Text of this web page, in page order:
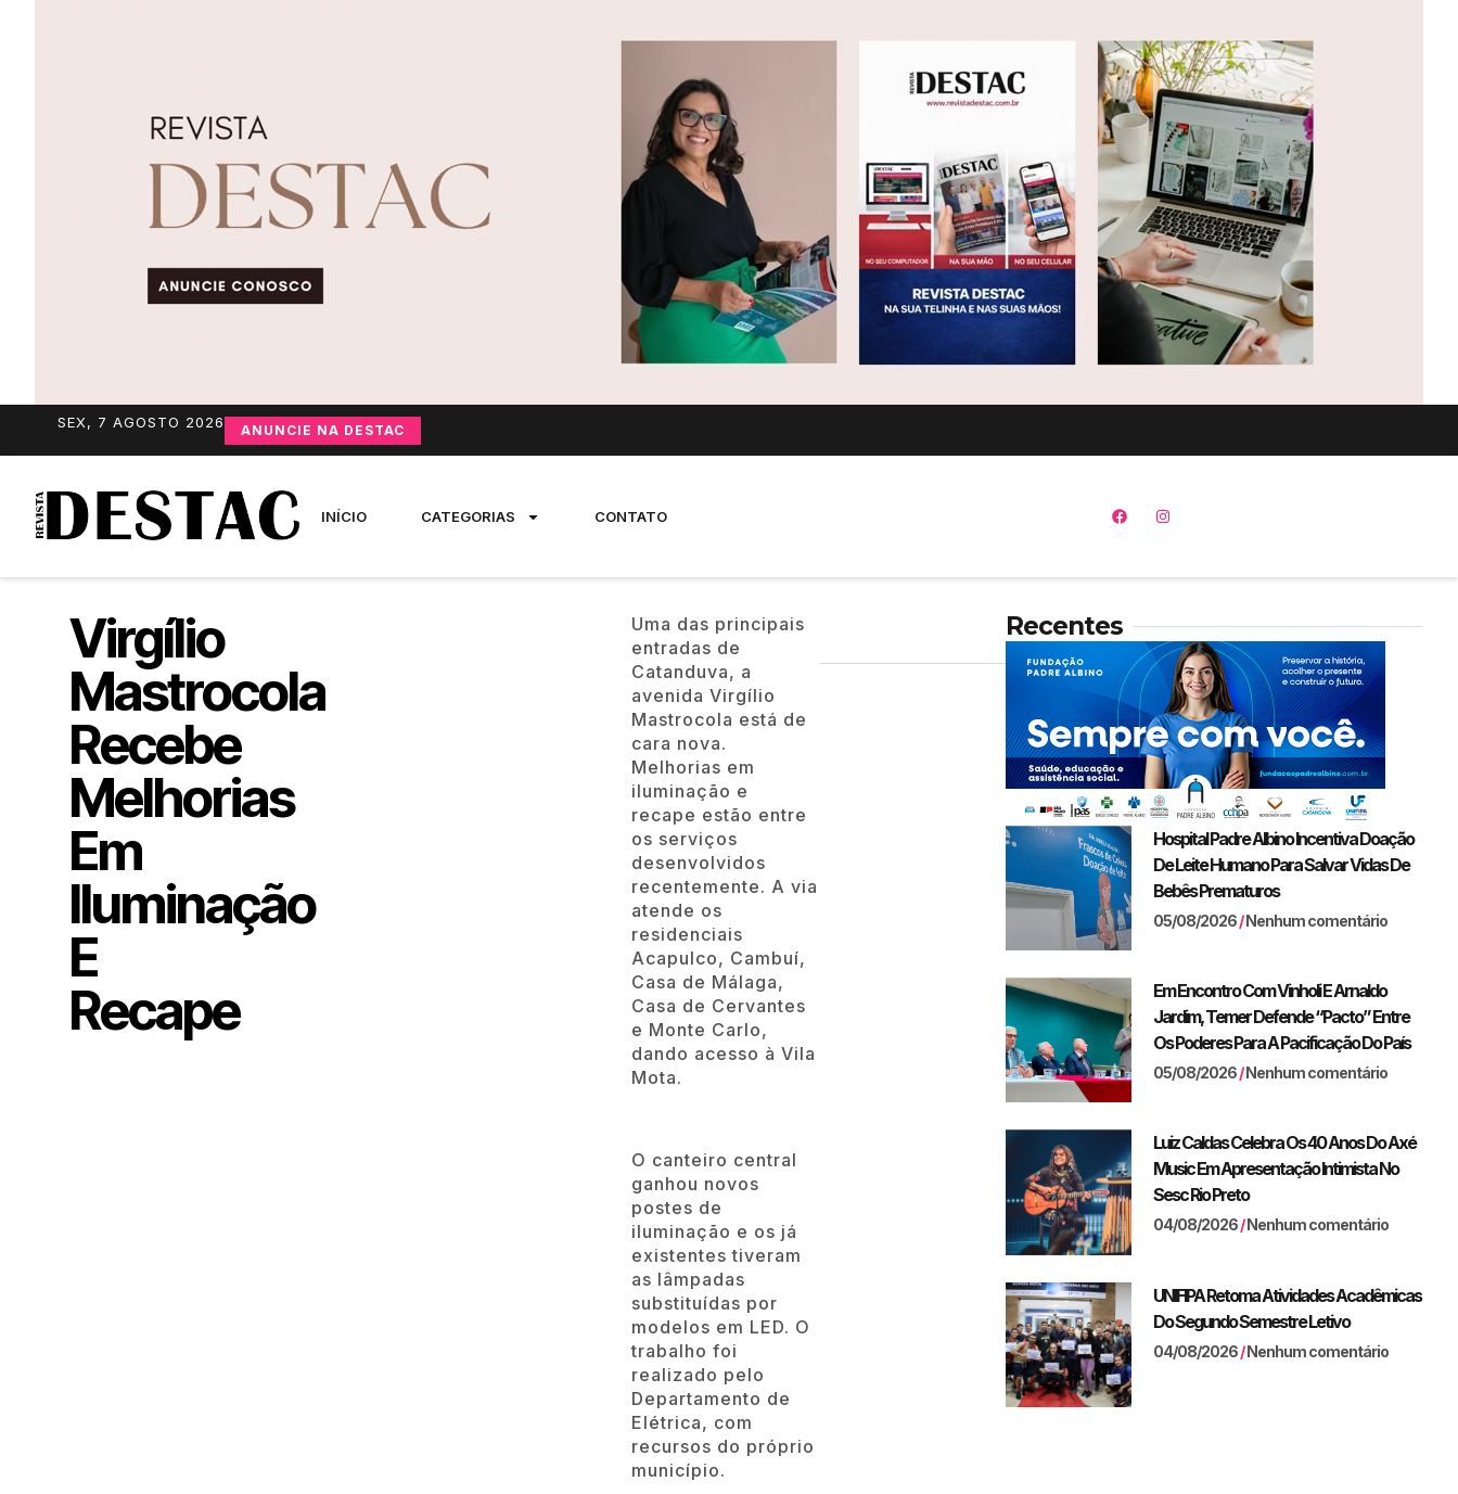
SEX, 7 AGOSTO 2026 ANUNCIE NA DESTAC
INÍCIO CATEGORIAS CONTATO
Virgílio
Mastrocola
Recebe
Melhorias
Em
Iluminação
E
Recape
Uma das principais
entradas de
Catanduva, a
avenida Virgílio
Mastrocola está de
cara nova.
Melhorias em
iluminação e
recape estão entre
os serviços
desenvolvidos
recentemente. A via
atende os
residenciais
Acapulco, Cambuí,
Casa de Málaga,
Casa de Cervantes
e Monte Carlo,
dando acesso à Vila
Mota.
O canteiro central
ganhou novos
postes de
iluminação e os já
existentes tiveram
as lâmpadas
substituídas por
modelos em LED. O
trabalho foi
realizado pelo
Departamento de
Elétrica, com
recursos do próprio
município.
Recentes
Hospital Padre Albino Incentiva Doação
De Leite Humano Para Salvar Vidas De
Bebês Prematuros
05/08/2026 Nenhum comentário
Em Encontro Com Vinholi E Arnaldo
Jardim, Temer Defende “pacto” Entre
Os Poderes Para A Pacificação Do País
05/08/2026 Nenhum comentário
Luiz Caldas Celebra Os 40 Anos Do Axé
Music Em Apresentação Intimista No
Sesc Rio Preto
04/08/2026 Nenhum comentário
UNIFIPA Retoma Atividades Acadêmicas
Do Segundo Semestre Letivo
04/08/2026 Nenhum comentário